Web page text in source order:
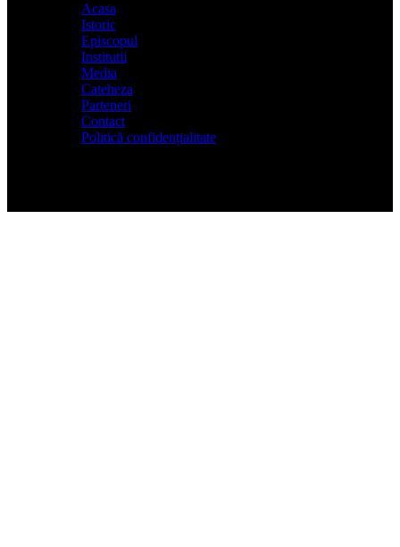
Acasa
Istoric
Episcopul
Institutii
Media
Cateheza
Parteneri
Contact
Politică confidențialitate